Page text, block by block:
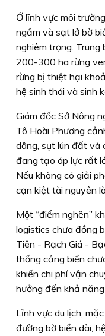
Ở lĩnh vực môi
ngầm và sạt lở bờ
nghiêm trọng. Trung
200-300 ha rừng
rừng bị thiệt hại
hệ sinh thái và sinh
Giám đốc Sở Nông
Tô Hoài Phương
dâng, sụt lún đất và
đang tạo áp lực rất
Nếu không có giải
cạn kiệt tài nguyên
Một “điểm nghẽn”
logistics chưa đồng
Tiên - Rạch Giá -
thống cảng biển
khiến chi phí vận
hưởng đến khả
Lĩnh vực du lịch,
đường bờ biển dài,